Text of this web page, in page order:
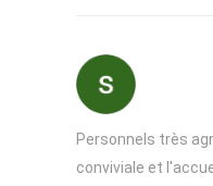
Personnels très
conviviale et